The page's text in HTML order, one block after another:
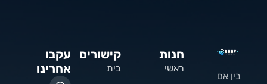
בין אם
חנות
ראשי
קישורים
בית
עקבו
אחרינו